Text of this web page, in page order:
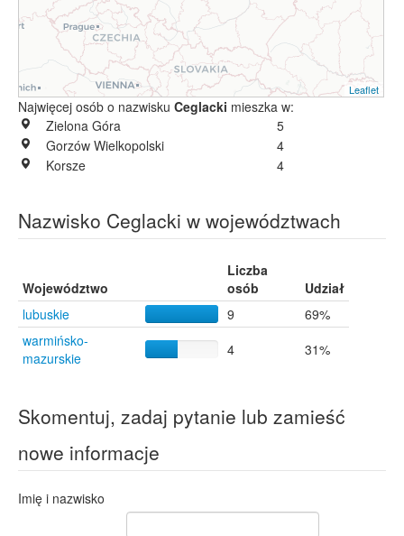
Leaflet
Najwięcej osób o nazwisku Ceglacki mieszka w:
Zielona Góra
5
Gorzów Wielkopolski
4
Korsze
4
Nazwisko Ceglacki w województwach
Województwo
Liczba
osób
Udział
lubuskie
9
69%
warmińsko-
mazurskie
4 31%
Skomentuj, zadaj pytanie lub zamieść
nowe informacje
Imię i nazwisko